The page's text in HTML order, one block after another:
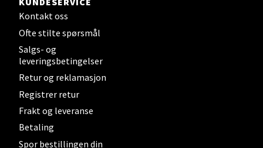
Kontakt oss
Ofte stilte spørsmål
Salgs- og
leveringsbetingelser
Retur og reklamasjon
Registrer retur
Frakt og leveranse
Betaling
Spor bestillingen din
Tromsø - Jekta Storsenter
Karlsøyveien 12, 9015 Tromsø
Åpent i dag 10-21